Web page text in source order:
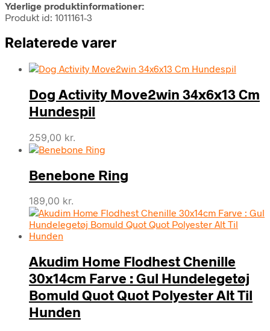
Yderlige produktinformationer:
Produkt id: 1011161-3
Relaterede varer
Dog Activity Move2win 34x6x13 Cm
Hundespil
259,00 kr.
Benebone Ring
189,00 kr.
Akudim Home Flodhest Chenille
30x14cm Farve : Gul Hundelegetøj
Bomuld Quot Quot Polyester Alt Til
Hunden